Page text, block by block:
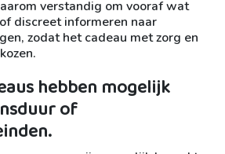
verstandig om vooraf wat
discreet informeren naar
zodat het cadeau met zorg en
hebben mogelijk
of